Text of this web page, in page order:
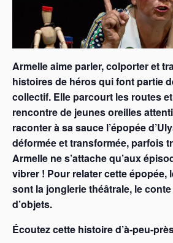
Armelle aime parler, colporter et
histoires de héros qui font partie
collectif. Elle parcourt les routes
rencontre de jeunes oreilles
raconter à sa sauce l’épopée
déformée et transformée, parfois
Armelle ne s’attache qu’aux
vibrer ! Pour relater cette épopée,
sont la jonglerie théâtrale, le
d’objets.
Écoutez cette histoire d’à-peu-